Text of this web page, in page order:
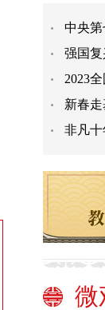
中央
强国
2023
新春
非凡十
微